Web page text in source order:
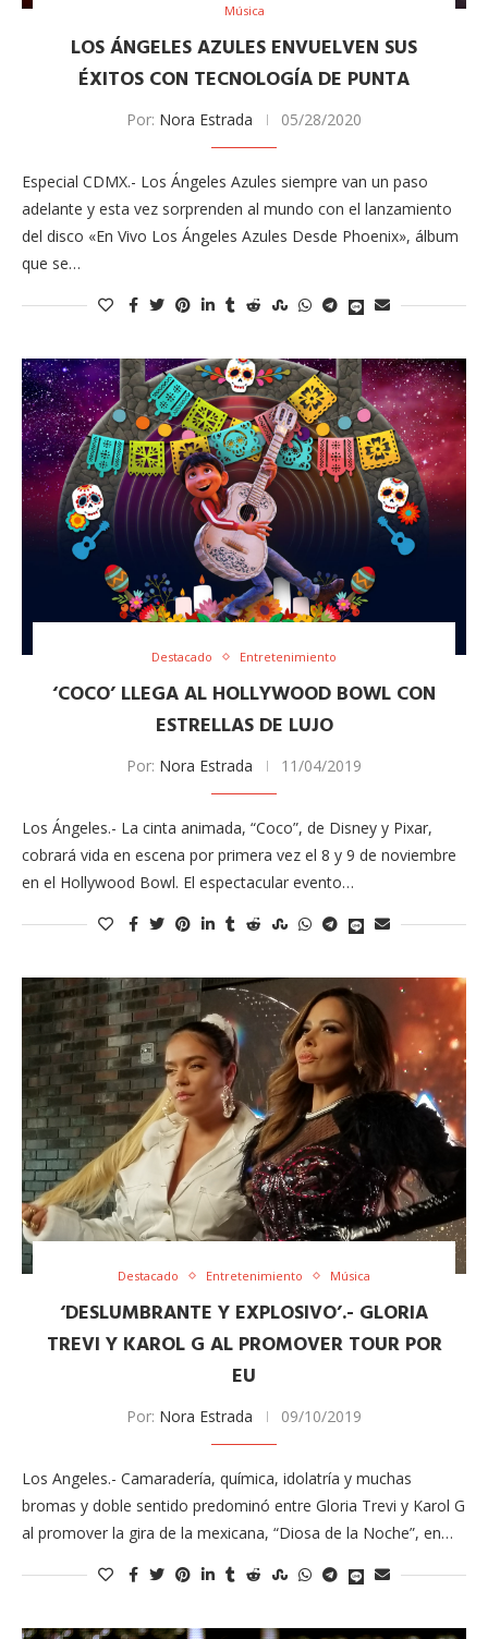
Música
LOS ÁNGELES AZULES ENVUELVEN SUS
ÉXITOS CON TECNOLOGÍA DE PUNTA
Por: Nora Estrada 05/28/2020
Especial CDMX.- Los Ángeles Azules siempre van un paso
adelante y esta vez sorprenden al mundo con el lanzamiento
del disco «En Vivo Los Ángeles Azules Desde Phoenix», álbum
que se…
Destacado Entretenimiento
‘COCO’ LLEGA AL HOLLYWOOD BOWL CON
ESTRELLAS DE LUJO
Por: Nora Estrada 11/04/2019
Los Ángeles.- La cinta animada, “Coco”, de Disney y Pixar,
cobrará vida en escena por primera vez el 8 y 9 de noviembre
en el Hollywood Bowl. El espectacular evento…
Destacado Entretenimiento Música
‘DESLUMBRANTE Y EXPLOSIVO’.- GLORIA
TREVI Y KAROL G AL PROMOVER TOUR POR
EU
Por: Nora Estrada 09/10/2019
Los Angeles.- Camaradería, química, idolatría y muchas
bromas y doble sentido predominó entre Gloria Trevi y Karol G
al promover la gira de la mexicana, “Diosa de la Noche”, en…